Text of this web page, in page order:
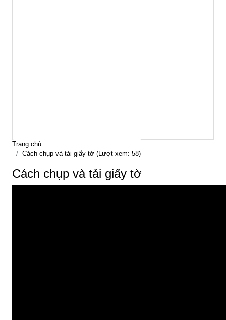
Trang chủ
Cách chụp và tải giấy tờ (Lượt xem: 58)
Cách chụp và tải giấy tờ